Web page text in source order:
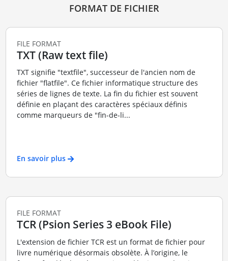
FORMAT DE FICHIER
FILE FORMAT
TXT (Raw text file)
TXT signifie "textfile", successeur de l'ancien nom de
fichier "flatfile". Ce fichier informatique structure des
séries de lignes de texte. La fin du fichier est souvent
définie en plaçant des caractères spéciaux définis
comme marqueurs de "fin-de-li...
En savoir plus
FILE FORMAT
TCR (Psion Series 3 eBook File)
L'extension de fichier TCR est un format de fichier pour
livre numérique désormais obsolète. À l’origine, le